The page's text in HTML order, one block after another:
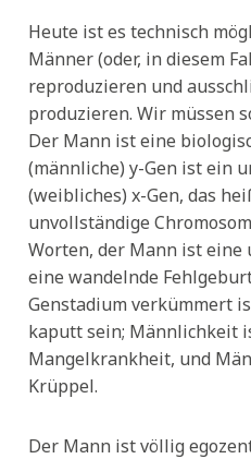
Heute ist es technisch
Männer (oder, in diesem
reproduzieren und
produzieren. Wir müssen
Der Mann ist eine
(männliche) y-Gen ist ein
(weibliches) x-Gen, das
unvollständige
Worten, der Mann ist eine
eine wandelnde
Genstadium verkümmert
kaputt sein; Männlichkeit
Mangelkrankheit, und
Krüppel.
Der Mann ist völlig